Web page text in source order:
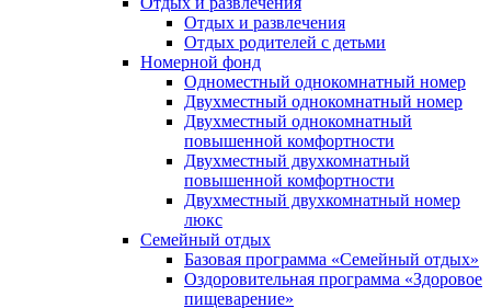
Отдых и развлечения
Отдых родителей с детьми
Номерной фонд
Одноместный однокомнатный номер
Двухместный однокомнатный номер
Двухместный однокомнатный
повышенной комфортности
Двухместный двухкомнатный
повышенной комфортности
Двухместный двухкомнатный номер
люкс
Семейный отдых
Базовая программа «Семейный отдых»
Оздоровительная программа «Здоровое
пищеварение»